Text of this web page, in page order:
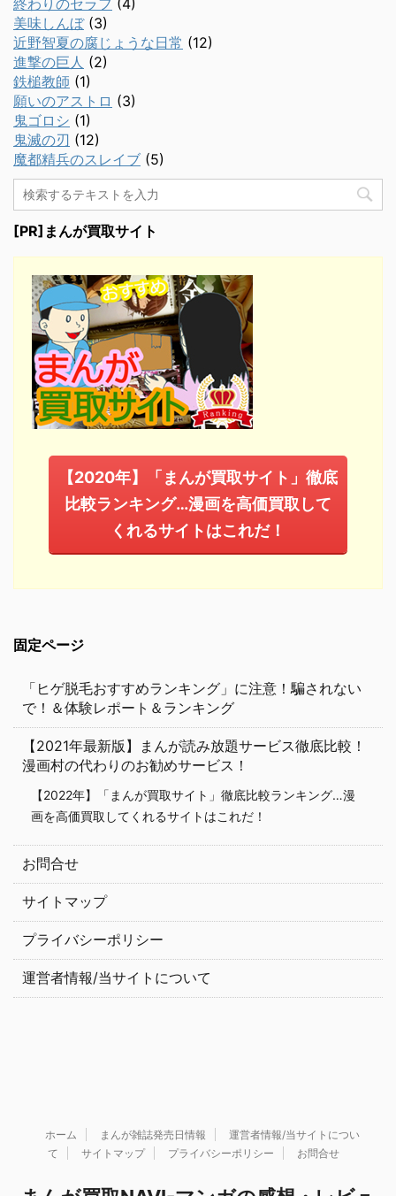
終わりのセラフ (4)
美味しんぼ(3)
近野智夏の腐じょうな日常 (12)
進撃の巨人 (2)
鉄槌教師 (1)
願いのアストロ (3)
鬼ゴロシ (1)
鬼滅の刃 (12)
魔都精兵のスレイブ (5)
[PR]まんが買取サイト
【2020年】「まんが買取サイト」徹底
比較ランキング…漫画を高価買取して
くれるサイトはこれだ！
固定ページ
「ヒゲ脱毛おすすめランキング」に注意！騙されない
で！＆体験レポート＆ランキング
【2021年最新版】まんが読み放題サービス徹底比較！
漫画村の代わりのお勧めサービス！
【2022年】「まんが買取サイト」徹底比較ランキング…漫
画を高価買取してくれるサイトはこれだ！
お問合せ
サイトマップ
プライバシーポリシー
運営者情報/当サイトについて
ホーム まんが雑誌発売日情報
運営者情報/当サイトについ
て
サイトマップ プライバシーポリシー お問合せ